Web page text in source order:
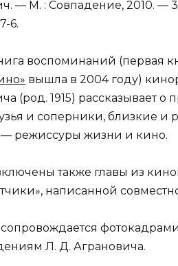
— М. : Совпадение, 2010. —
6.
воспоминаний (первая
вышла в 2004 году)
(род. 1915) рассказывает о
и соперники, близкие
— режиссуры жизни и кино.
также главы из
написанной
Л. Д. Аграновича.